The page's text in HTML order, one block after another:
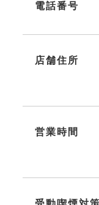
電話番号
店舗住所
営業時間